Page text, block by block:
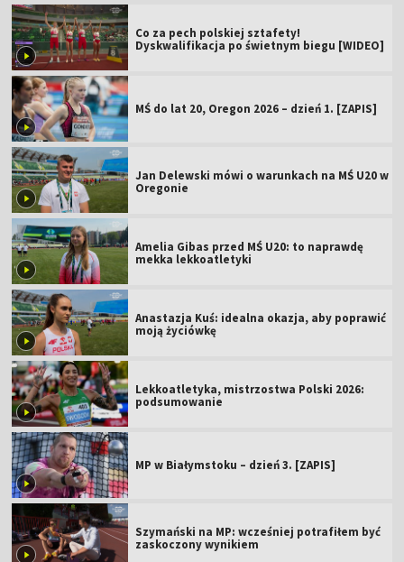
Co za pech polskiej sztafety!
Dyskwalifikacja po świetnym biegu [WIDEO]
MŚ do lat 20, Oregon 2026 – dzień 1. [ZAPIS]
Jan Delewski mówi o warunkach na MŚ U20 w
Oregonie
Amelia Gibas przed MŚ U20: to naprawdę
mekka lekkoatletyki
Anastazja Kuś: idealna okazja, aby poprawić
moją życiówkę
Lekkoatletyka, mistrzostwa Polski 2026:
podsumowanie
MP w Białymstoku – dzień 3. [ZAPIS]
Szymański na MP: wcześniej potrafiłem być
zaskoczony wynikiem